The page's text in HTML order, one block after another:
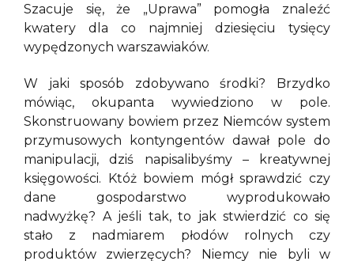
Szacuje się, że „Uprawa” pomogła znaleźć
kwatery dla co najmniej dziesięciu tysięcy
wypędzonych warszawiaków.
W jaki sposób zdobywano środki? Brzydko
mówiąc, okupanta wywiedziono w pole.
Skonstruowany bowiem przez Niemców system
przymusowych kontyngentów dawał pole do
manipulacji, dziś napisalibyśmy – kreatywnej
księgowości. Któż bowiem mógł sprawdzić czy
dane gospodarstwo wyprodukowało
nadwyżkę? A jeśli tak, to jak stwierdzić co się
stało z nadmiarem płodów rolnych czy
produktów zwierzęcych? Niemcy nie byli w